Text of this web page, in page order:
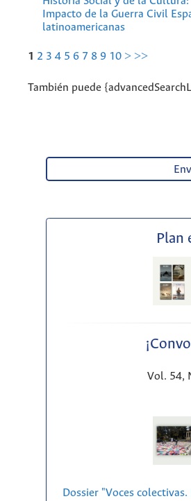
Impacto de la Guerra Civil
latinoamericanas
1 2 3 4 5 6 7 8 9 10 > >>
También puede
Plan
Vol. 54,
Dossier "Voces